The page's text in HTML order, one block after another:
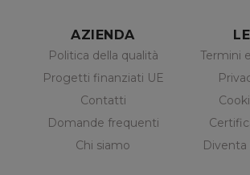
AZIENDA
Politica della qualità
Progetti finanziati UE
Contatti
Domande frequenti
Chi siamo
Termini